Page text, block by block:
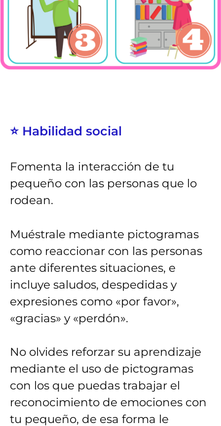
⭐ Habilidad social
Fomenta la interacción de tu
pequeño con las personas que lo
rodean.
Muéstrale mediante pictogramas
como reaccionar con las personas
ante diferentes situaciones, e
incluye saludos, despedidas y
expresiones como «por favor»,
«gracias» y «perdón».
No olvides reforzar su aprendizaje
mediante el uso de pictogramas
con los que puedas trabajar el
reconocimiento de emociones con
tu pequeño, de esa forma le